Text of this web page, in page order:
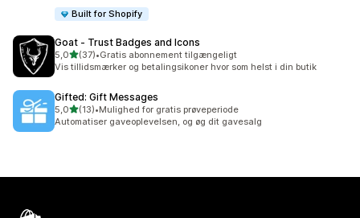
Built for Shopify
Goat ‑ Trust Badges and Icons
5,0ud af 5 stjerner
(37)
37 anmeldelser i alt
•Gratis abonnement tilgængeligt
Vis tillidsmærker og betalingsikoner hvor som helst i din butik
Gifted: Gift Messages
5,0ud af 5 stjerner
(13)
13 anmeldelser i alt
•Mulighed for gratis prøveperiode
Automatiser gaveoplevelsen, og øg dit gavesalg